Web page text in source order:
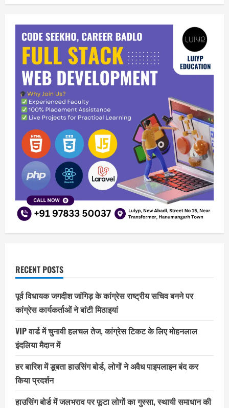
RECENT POSTS
पूर्व विधायक जगदीश जांगिड़ के कांग्रेस राष्ट्रीय सचिव बनने पर
कांग्रेस कार्यकर्ताओं ने बांटी मिठाइयां
VIP वार्ड में चुनावी हलचल तेज, कांग्रेस टिकट के लिए मोहनलाल
इंदलिया मैदान में
हर बारिश में डूबता हाउसिंग बोर्ड, लोगों ने अवैध पाइपलाइन बंद कर
किया प्रदर्शन
हाउसिंग बोर्ड में जलभराव पर फूटा लोगों का गुस्सा, स्थायी समाधान की